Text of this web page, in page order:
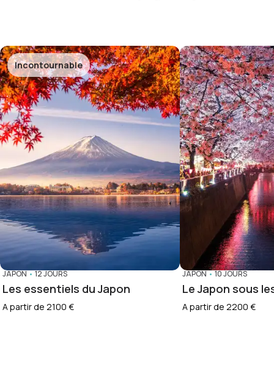
Incontournable
JAPON•12 JOURS
Les essentiels du Japon
A partir de 2100 €
JAPON•10 JOURS
Le Japon sous
A partir de 2200 €